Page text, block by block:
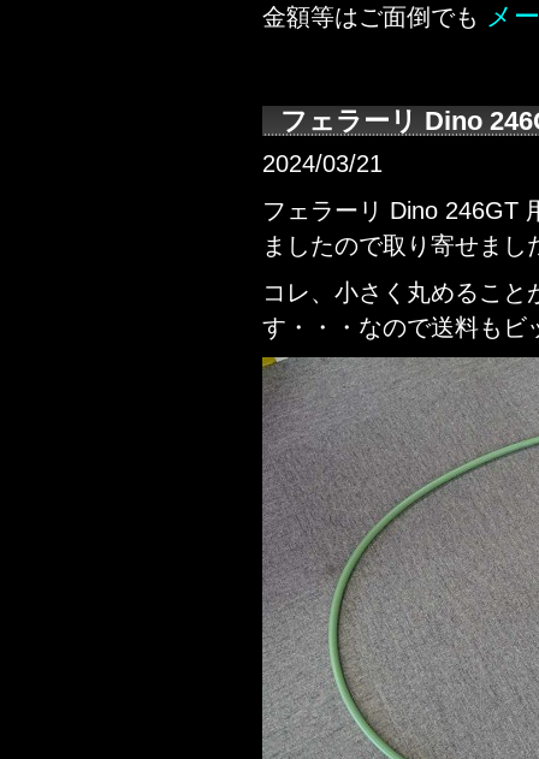
金額等はご面倒でも メ
フェラーリ Dino
2024/03/21
フェラーリ Dino 246GT
ましたので取り寄せまし
コレ、小さく丸めるこ
す・・・なので送料もビ